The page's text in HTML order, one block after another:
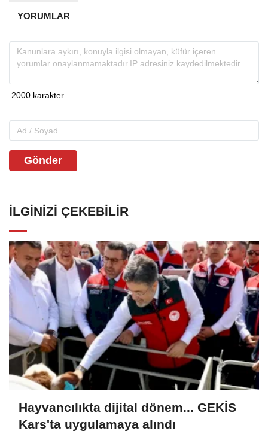
YORUMLAR
Gönder
İLGINIZI ÇEKEBILIR
Hayvancılıkta dijital dönem... GEKİS
Kars'ta uygulamaya alındı